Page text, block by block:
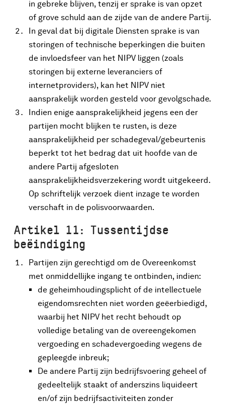
in gebreke blijven, tenzij er sprake is van opzet
of grove schuld aan de zijde van de andere Partij.
In geval dat bij digitale Diensten sprake is van
storingen of technische beperkingen die buiten
de invloedsfeer van het NIPV liggen (zoals
storingen bij externe leveranciers of
internetproviders), kan het NIPV niet
aansprakelijk worden gesteld voor gevolgschade.
Indien enige aansprakelijkheid jegens een der
partijen mocht blijken te rusten, is deze
aansprakelijkheid per schadegeval/gebeurtenis
beperkt tot het bedrag dat uit hoofde van de
andere Partij afgesloten
aansprakelijkheidsverzekering wordt uitgekeerd.
Op schriftelijk verzoek dient inzage te worden
verschaft in de polisvoorwaarden.
Artikel 11: Tussentijdse
beëindiging
Partijen zijn gerechtigd om de Overeenkomst
met onmiddellijke ingang te ontbinden, indien:
de geheimhoudingsplicht of de intellectuele
eigendomsrechten niet worden geëerbiedigd,
waarbij het NIPV het recht behoudt op
volledige betaling van de overeengekomen
vergoeding en schadevergoeding wegens de
gepleegde inbreuk;
De andere Partij zijn bedrijfsvoering geheel of
gedeeltelijk staakt of anderszins liquideert
en/of zijn bedrijfsactiviteiten zonder